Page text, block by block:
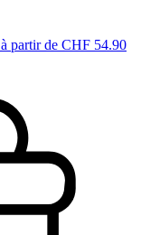
à partir de CHF 54.90